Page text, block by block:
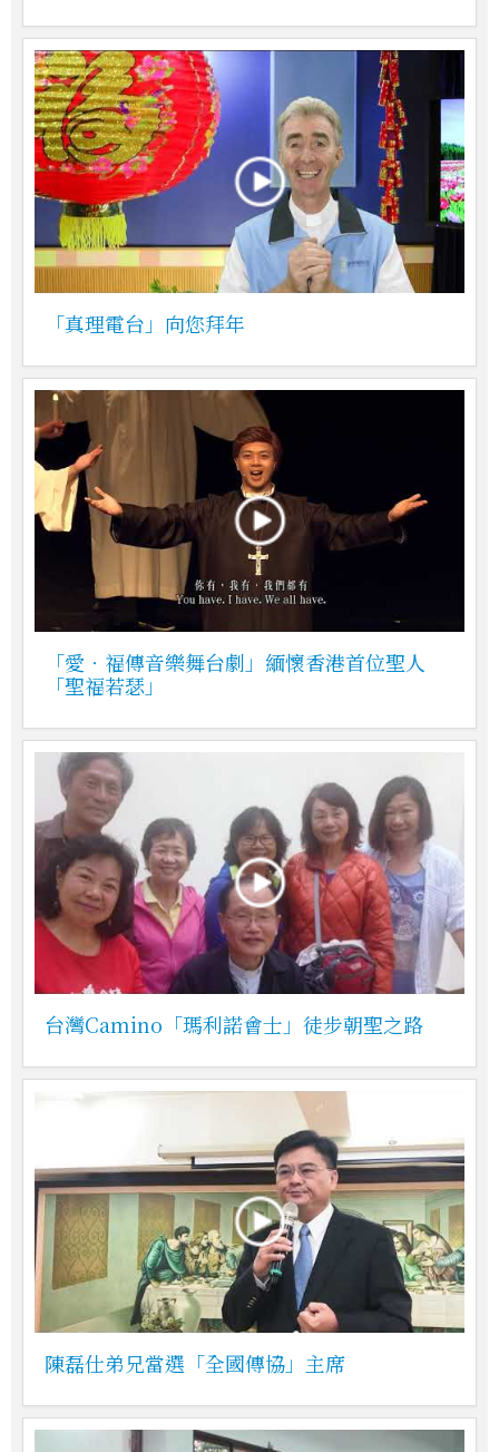
「真理電台」向您拜年
「愛‧福傳音樂舞台劇」緬懷香港首位聖人
「聖福若瑟」
台灣Camino「瑪利諾會士」徒步朝聖之路
陳磊仕弟兄當選「全國傳協」主席